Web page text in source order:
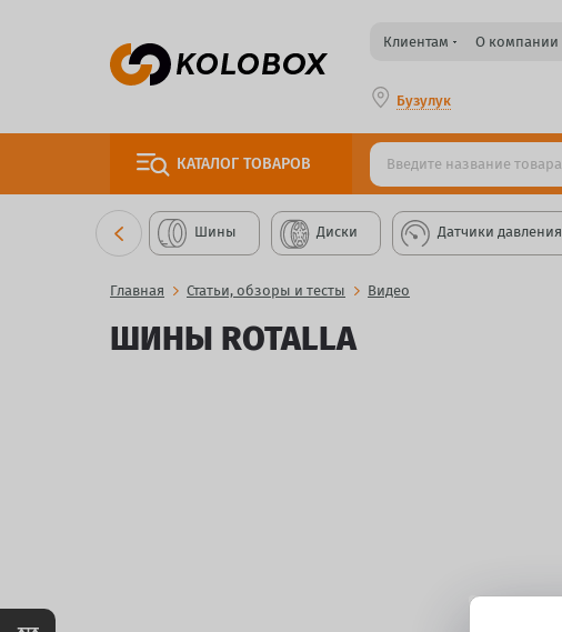
Клиентам О компании
Бузулук
КАТАЛОГ ТОВАРОВ
Шины Диски Датчики давления
Главная Статьи, обзоры и тесты Видео
ШИНЫ ROTALLA